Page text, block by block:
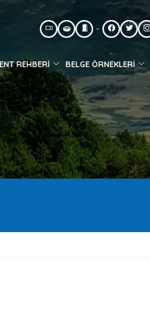
-
REHBERİ BELGE ÖRNEKLERİ